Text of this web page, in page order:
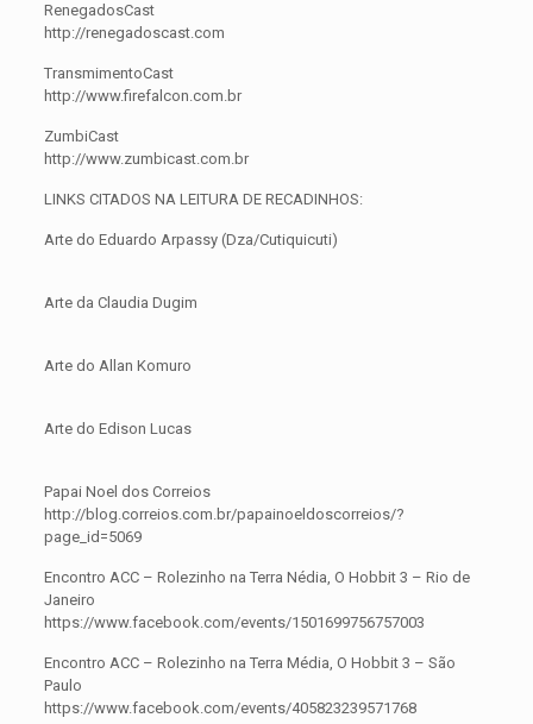
RenegadosCast
http://renegadoscast.com
TransmimentoCast
http://www.firefalcon.com.br
ZumbiCast
http://www.zumbicast.com.br
LINKS CITADOS NA LEITURA DE RECADINHOS:
Arte do Eduardo Arpassy (Dza/Cutiquicuti)
Arte da Claudia Dugim
Arte do Allan Komuro
Arte do Edison Lucas
Papai Noel dos Correios
http://blog.correios.com.br/papainoeldoscorreios/?
page_id=5069
Encontro ACC – Rolezinho na Terra Nédia, O Hobbit 3 – Rio de
Janeiro
https://www.facebook.com/events/1501699756757003
Encontro ACC – Rolezinho na Terra Média, O Hobbit 3 – São
Paulo
https://www.facebook.com/events/405823239571768